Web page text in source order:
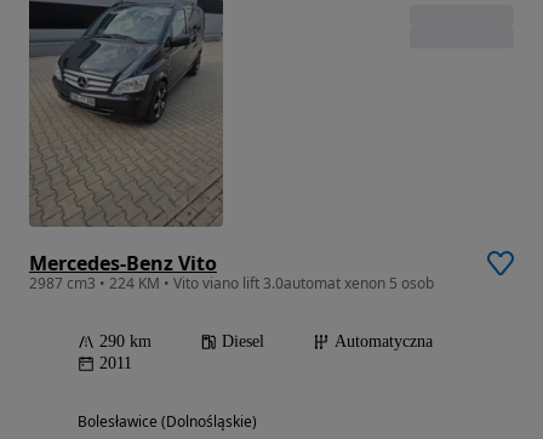
Mercedes-Benz Vito
2987 cm3 • 224 KM • Vito viano lift 3.0automat xenon 5 osob
290 km Diesel
Automatyczna
2011
Bolesławice (Dolnośląskie)